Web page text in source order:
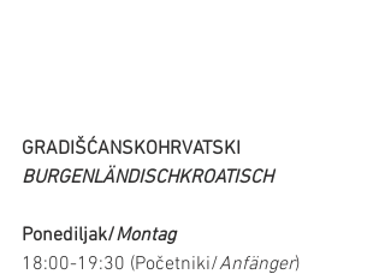
GRADIŠĆANSKOHRVATSKI
BURGENLÄNDISCHKROATISCH
Ponediljak/Montag
18:00-19:30 (Početniki/Anfänger)